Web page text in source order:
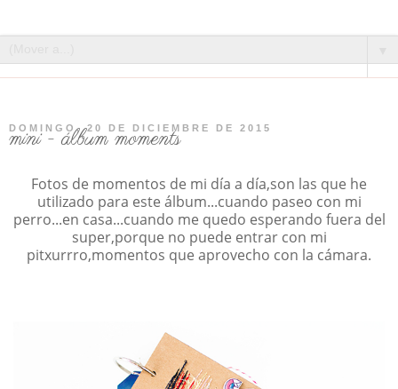
DOMINGO, 20 DE DICIEMBRE DE 2015
mini - álbum moments
Fotos de momentos de mi día a día,son las que he
utilizado para este álbum...cuando paseo con mi
perro...en casa...cuando me quedo esperando fuera del
super,porque no puede entrar con mi
pitxurrro,momentos que aprovecho con la cámara.